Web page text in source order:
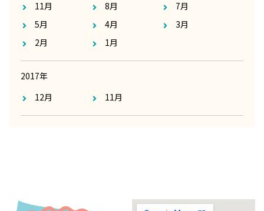
11月
8月
7月
5月
4月
3月
2月
1月
2017年
12月
11月